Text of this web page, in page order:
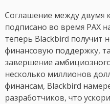
Соглашение между двумя
подписано во время PAX
теперь Blackbird получит
финансовую поддержку,
завершение
несколько миллионов
финансам, Blackbird
разработчиков, что